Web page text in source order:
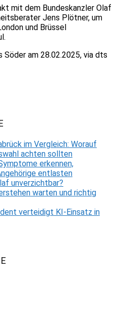
mit dem Bundeskanzler Olaf
Jens Plötner, um
und Brüssel
Söder am 28.02.2025, via dts
im Vergleich: Worauf
achten sollten
erkennen,
entlasten
unverzichtbar?
warten und richtig
verteidigt KI-Einsatz in